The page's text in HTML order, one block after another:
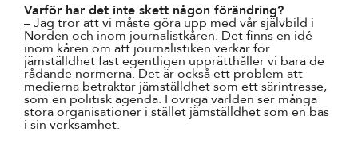
Varför har det inte skett någon förändring?
– Jag tror att vi måste göra upp med vår självbild i
Norden och inom journalistkåren. Det finns en idé
inom kåren om att journalistiken verkar för
jämställdhet fast egentligen upprätthåller vi bara de
rådande normerna. Det är också ett problem att
medierna betraktar jämställdhet som ett särintresse,
som en politisk agenda. I övriga världen ser många
stora organisationer i stället jämställdhet som en bas
i sin verksamhet.